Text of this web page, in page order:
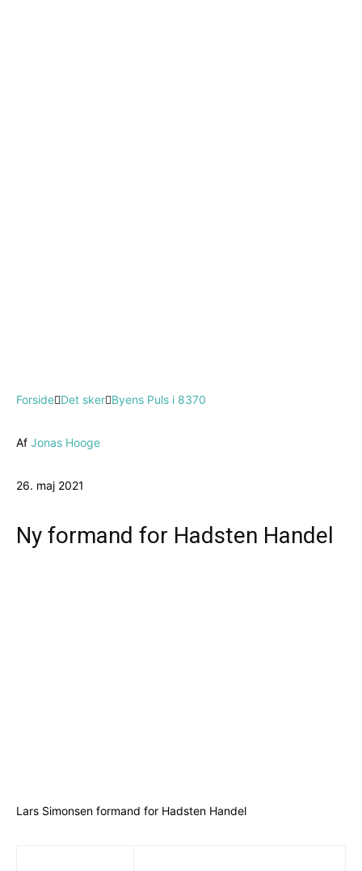
Forside Det sker Byens Puls i 8370
Af Jonas Hooge
26. maj 2021
Ny formand for Hadsten Handel
Lars Simonsen formand for Hadsten Handel